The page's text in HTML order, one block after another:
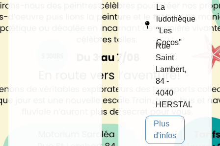
La
ludothèque
"Les
Cocos"
Rue
Saint
Lambert,
84 -
4040
HERSTAL
Plus
d'infos